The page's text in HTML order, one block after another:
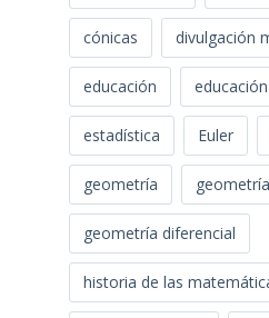
cónicas divulgación
educación
estadística Euler
geometría
geometría diferencial
historia de las